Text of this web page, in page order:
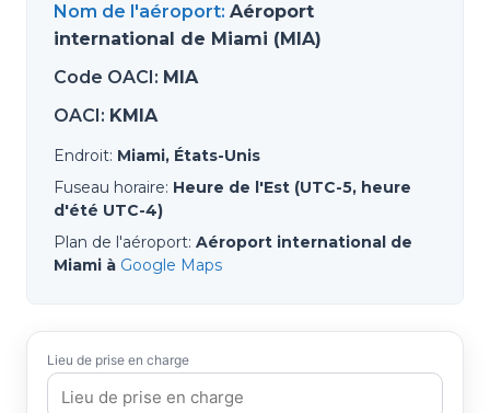
Nom de l'aéroport: Aéroport
international de Miami (MIA)
Code OACI: MIA
OACI: KMIA
Endroit: Miami, États-Unis
Fuseau horaire: Heure de l'Est (UTC-5, heure
d'été UTC-4)
Plan de l'aéroport: Aéroport international de
Miami à Google Maps